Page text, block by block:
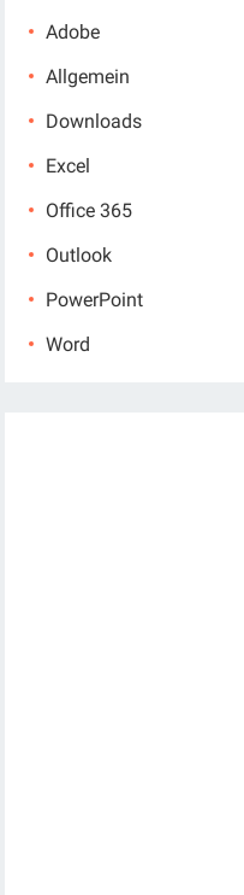
Adobe
Allgemein
Downloads
Excel
Office 365
Outlook
PowerPoint
Word